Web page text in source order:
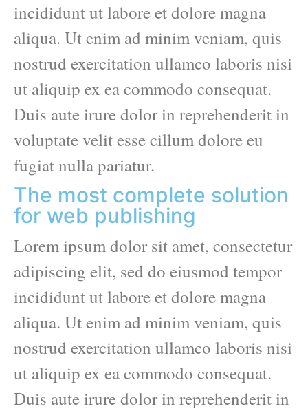
incididunt ut labore et dolore magna
aliqua. Ut enim ad minim veniam, quis
nostrud exercitation ullamco laboris nisi
ut aliquip ex ea commodo consequat.
Duis aute irure dolor in reprehenderit in
voluptate velit esse cillum dolore eu
fugiat nulla pariatur.
The most complete solution
for web publishing
Lorem ipsum dolor sit amet, consectetur
adipiscing elit, sed do eiusmod tempor
incididunt ut labore et dolore magna
aliqua. Ut enim ad minim veniam, quis
nostrud exercitation ullamco laboris nisi
ut aliquip ex ea commodo consequat.
Duis aute irure dolor in reprehenderit in